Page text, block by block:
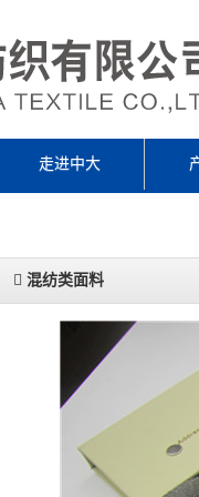
走进中大
混纺类面料